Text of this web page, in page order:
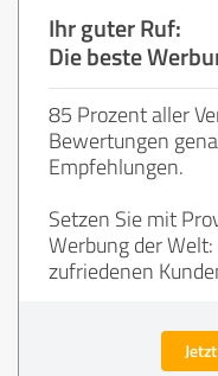
Ihr guter Ruf:
Die beste
85 Prozent aller
Bewertungen
Empfehlungen.
Setzen Sie mit
Werbung der
zufriedenen